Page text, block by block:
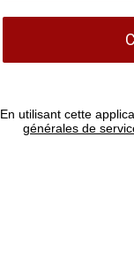
En utilisant cette
générales de